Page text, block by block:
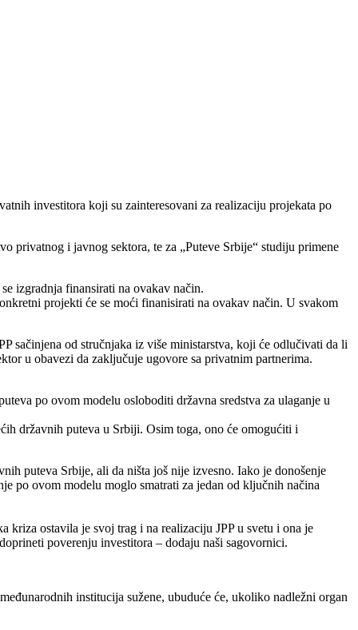
investitora koji su zainteresovani za realizaciju projekata po
privatnog i javnog sektora, te za „Puteve Srbije“ studiju primene
izgradnja finansirati na ovakav način.
projekti će se moći finanisirati na ovakav način. U svakom
sačinjena od stručnjaka iz više ministarstva, koji će odlučivati da li
u obavezi da zaključuje ugovore sa privatnim partnerima.
po ovom modelu osloboditi državna sredstva za ulaganje u
državnih puteva u Srbiji. Osim toga, ono će omogućiti i
puteva Srbije, ali da ništa još nije izvesno. Iako je donošenje
po ovom modelu moglo smatrati za jedan od ključnih načina
ostavila je svoj trag i na realizaciju JPP u svetu i ona je
poverenju investitora – dodaju naši sagovornici.
institucija sužene, ubuduće će, ukoliko nadležni organ